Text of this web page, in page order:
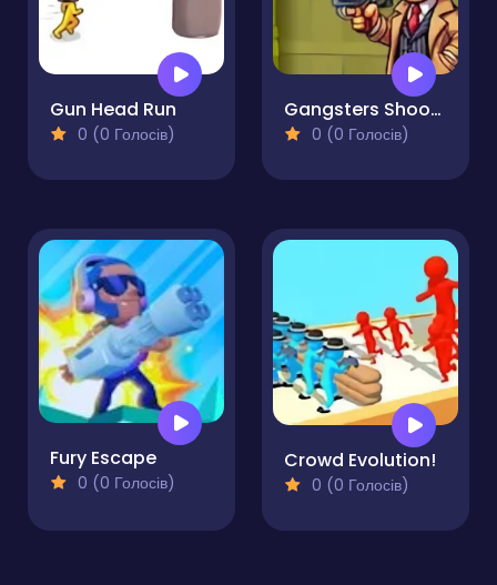
Gun Head Run
0 (0 Голосів)
Gangsters Shootout
0 (0 Голосів)
Fury Escape
0 (0 Голосів)
Crowd Evolution!
0 (0 Голосів)